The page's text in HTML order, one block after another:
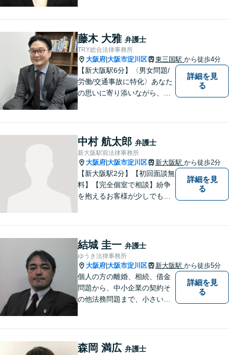
藤木 大雅 弁護士
TRY総合法律事務所
大阪府 大阪市淀川区 東三国駅 から徒歩4分
【新大阪駅6分】〈男女問題/
労働/交通事故に特化〉あなた
の思いに寄り添いながら、明
据えた解決を目指します。
【メール・電話面談可】【東
三国駅4分】
詳細を見
る
中村 航太郎 弁護士
新大阪駅前法律事務所
大阪府 大阪市淀川区 新大阪駅 から徒歩2分
【新大阪駅2分】【初回面談無
料】【完全個室で相談】紛争
を抱えるお客様が少しでも早
なく、事実と法律をもとに根
本的な解決を導くことが弁護
士の役割だと考えています。
詳細を見
る
結城 圭一 弁護士
ゆうき法律事務所
大阪府 大阪市淀川区 新大阪駅 から徒歩5分
個人の方の離婚、相続、借金
問題から、中小企業の契約そ
の他法務問題まで、小さい事
す。
詳細を見
る
森岡 満広 弁護士